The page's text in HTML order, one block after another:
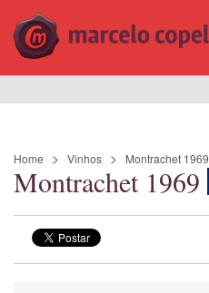
Home Vinhos Montrachet 1969
Montrachet 1969